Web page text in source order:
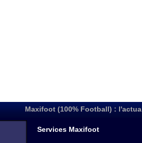
Maxifoot (100% Football) :
Services Maxifoot